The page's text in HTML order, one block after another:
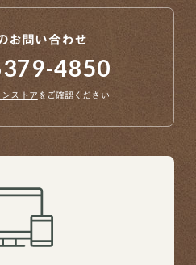
ンショップ
お問い合わせ
4850
ストア をご確認ください